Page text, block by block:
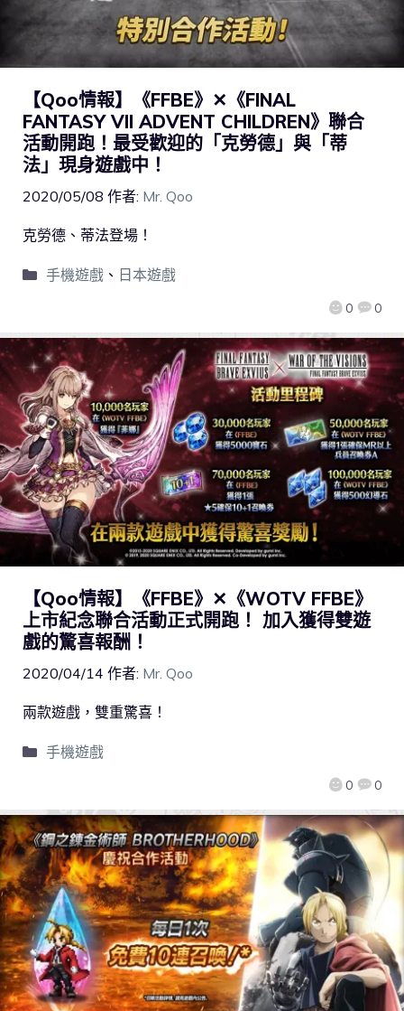
【Qoo情報】《FFBE》✕《FINAL
FANTASY VII ADVENT CHILDREN》聯合
活動開跑！最受歡迎的「克勞德」與「蒂
法」現身遊戲中！
2020/05/08 作者: Mr. Qoo
0 0
克勞德、蒂法登場！
手機遊戲、 日本遊戲
【Qoo情報】《FFBE》✕《WOTV FFBE》
上市紀念聯合活動正式開跑！ 加入獲得雙遊
戲的驚喜報酬！
2020/04/14 作者: Mr. Qoo
0 0
兩款遊戲，雙重驚喜！
手機遊戲